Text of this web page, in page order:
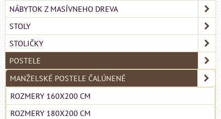
NÁBYTOK Z MASÍVNEHO DREVA
STOLY
STOLIČKY
POSTELE
MANŽELSKÉ POSTELE ČALÚNENÉ
ROZMERY 160X200 CM
ROZMERY 180X200 CM